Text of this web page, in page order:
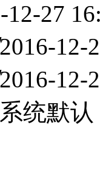
12-27
2016-12-
2016-12-
统默认